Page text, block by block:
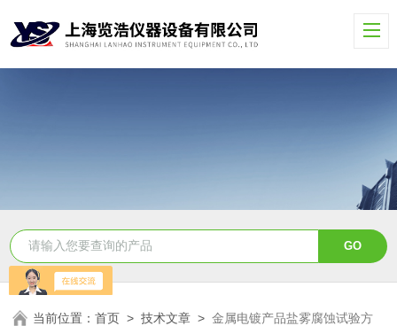
当前位置：首页 >技术文章 >金属电镀产品盐雾腐蚀试验方